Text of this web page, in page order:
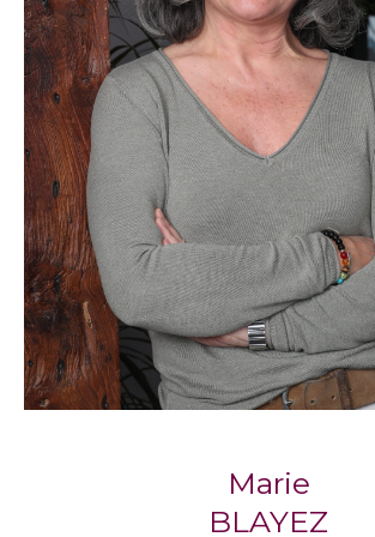
compte de vos critères et de votre
Propriétaires, sachez que nos
proposent également un service
locative pour vous
sereinement dans la mise en location
bien.
Notre philosophie :
humain
Respect, écoute, engagement : trois
définissent la façon dontBlayez
accompagne chaque client,
Marie Blayez, cofondatrice,
Marie
BLAYEZ